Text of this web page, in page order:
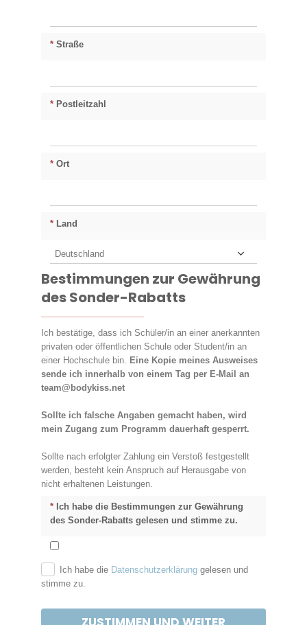
* Straße
* Postleitzahl
* Ort
* Land
Bestimmungen zur Gewährung
des Sonder-Rabatts
Ich bestätige, dass ich Schüler/in an einer anerkannten
privaten oder öffentlichen Schule oder Student/in an
einer Hochschule bin. Eine Kopie meines Ausweises
sende ich innerhalb von einem Tag per E-Mail an
team@bodykiss.net
Sollte ich falsche Angaben gemacht haben, wird
mein Zugang zum Programm dauerhaft gesperrt.
Sollte nach erfolgter Zahlung ein Verstoß festgestellt
werden, besteht kein Anspruch auf Herausgabe von
nicht erhaltenen Leistungen.
* Ich habe die Bestimmungen zur Gewährung
des Sonder-Rabatts gelesen und stimme zu.
Ich habe die Datenschutzerklärung gelesen und
stimme zu.